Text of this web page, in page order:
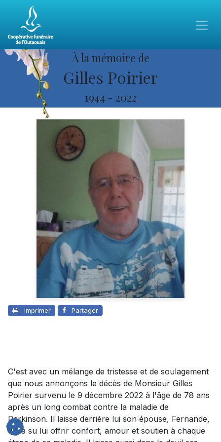
À la mémoire de
Gilles Poirier
1944 - 2022
Imprimer Partager
C'est avec un mélange de tristesse et de soulagement
que nous annonçons le décès de Monsieur Gilles
Poirier survenu le 9 décembre 2022 à l'âge de 78 ans
après un long combat contre la maladie de
Parkinson. Il laisse derrière lui son épouse, Fernande,
qui a su lui offrir confort, amour et soutien à chaque